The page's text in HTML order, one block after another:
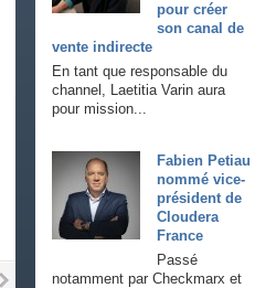
pour créer
son canal de
vente indirecte
En tant que responsable du
channel, Laetitia Varin aura
pour mission...
Fabien Petiau
nommé vice-
président de
Cloudera
France
Passé
notamment par Checkmarx et